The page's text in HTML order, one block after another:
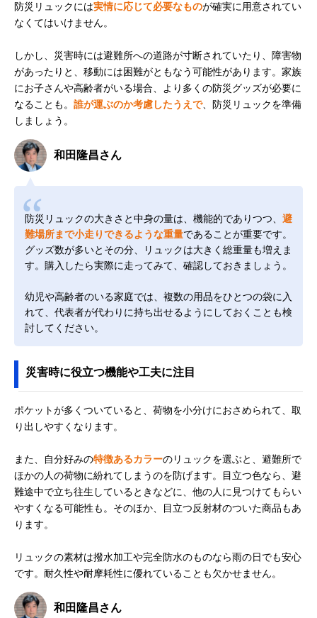
防災リュックには実情に応じて必要なものが確実に用意されてい
なくてはいけません。
しかし、災害時には避難所への道路が寸断されていたり、障害物
があったりと、移動には困難がともなう可能性があります。家族
にお子さんや高齢者がいる場合、より多くの防災グッズが必要に
なることも。 誰が運ぶのか考慮したうえで、防災リュックを準備
しましょう。
和田隆昌さん
防災リュックの大きさと中身の量は、機能的でありつつ、 避
難場所まで小走りできるような重量であることが重要です。
グッズ数が多いとその分、リュックは大きく総重量も増えま
す。購入したら実際に走ってみて、確認しておきましょう。
幼児や高齢者のいる家庭では、複数の用品をひとつの袋に入
れて、代表者が代わりに持ち出せるようにしておくことも検
討してください。
災害時に役立つ機能や工夫に注目
ポケットが多くついていると、荷物を小分けにおさめられて、取
り出しやすくなります。
また、自分好みの特徴あるカラーのリュックを選ぶと、避難所で
ほかの人の荷物に紛れてしまうのを防げます。目立つ色なら、避
難途中で立ち往生しているときなどに、他の人に見つけてもらい
やすくなる可能性も。そのほか、目立つ反射材のついた商品もあ
ります。
リュックの素材は撥水加工や完全防水のものなら雨の日でも安心
です。耐久性や耐摩耗性に優れていることも欠かせません。
和田隆昌さん